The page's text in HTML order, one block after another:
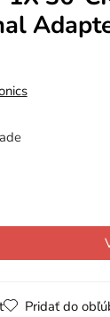
Pridať do